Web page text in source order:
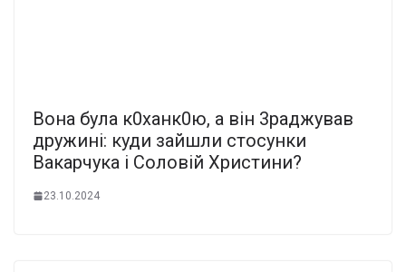
Вона була к0ханк0ю, а він 3раджував
дружині: куди зайшли стосунки
Вакарчука і Соловій Христини?
23.10.2024